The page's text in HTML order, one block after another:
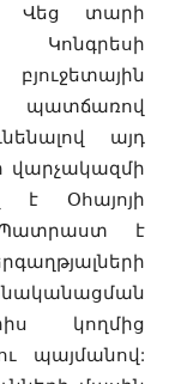
Վեց տարի
պատճառով
այդ
է Օհայոյի
է
կողմից
պայմանով: